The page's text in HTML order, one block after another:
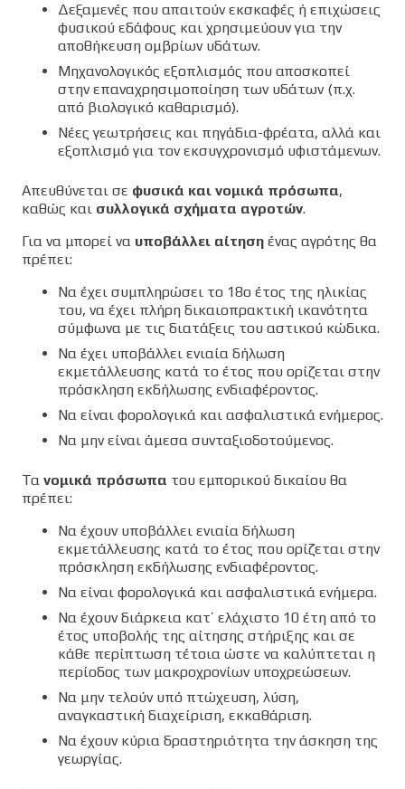
Δεξαμενές που απαιτούν εκσκαφές ή επιχώσεις
φυσικού εδάφους και χρησιμεύουν για την
αποθήκευση ομβρίων υδάτων.
Μηχανολογικός εξοπλισμός που αποσκοπεί
στην επαναχρησιμοποίηση των υδάτων (π.χ.
από βιολογικό καθαρισμό).
Νέες γεωτρήσεις και πηγάδια-φρέατα, αλλά και
εξοπλισμό για τον εκσυγχρονισμό υφιστάμενων.
Απευθύνεται σε φυσικά και νομικά πρόσωπα,
καθώς και συλλογικά σχήματα αγροτών.
Για να μπορεί να υποβάλλει αίτηση ένας αγρότης θα
πρέπει:
Να έχει συμπληρώσει το 18ο έτος της ηλικίας
του, να έχει πλήρη δικαιοπρακτική ικανότητα
σύμφωνα με τις διατάξεις του αστικού κώδικα.
Να έχει υποβάλλει ενιαία δήλωση
εκμετάλλευσης κατά το έτος που ορίζεται στην
πρόσκληση εκδήλωσης ενδιαφέροντος.
Να είναι φορολογικά και ασφαλιστικά ενήμερος.
Να μην είναι άμεσα συνταξιοδοτούμενος.
Τα νομικά πρόσωπα του εμπορικού δικαίου θα
πρέπει:
Να έχουν υποβάλλει ενιαία δήλωση
εκμετάλλευσης κατά το έτος που ορίζεται στην
πρόσκληση εκδήλωσης ενδιαφέροντος.
Να είναι φορολογικά και ασφαλιστικά ενήμερα.
Να έχουν διάρκεια κατ’ ελάχιστο 10 έτη από το
έτος υποβολής της αίτησης στήριξης και σε
κάθε περίπτωση τέτοια ώστε να καλύπτεται η
περίοδος των μακροχρονίων υποχρεώσεων.
Να μην τελούν υπό πτώχευση, λύση,
αναγκαστική διαχείριση, εκκαθάριση.
Να έχουν κύρια δραστηριότητα την άσκηση της
γεωργίας.